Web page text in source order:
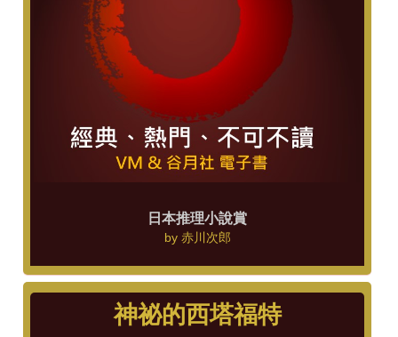
日本推理小說賞
by 赤川次郎
神祕的西塔福特